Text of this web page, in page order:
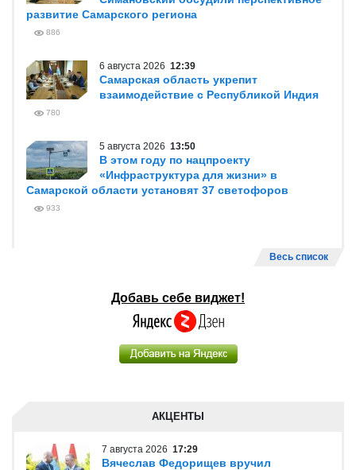
развитие Самарского региона
886
6 августа 2026 12:39
Самарская область укрепит
взаимодействие с Республикой Индия
780
5 августа 2026 13:50
В этом году по нацпроекту
«Инфраструктура для жизни» в
Самарской области установят 37 светофоров
933
Весь список
Добавь себе виджет!
АКЦЕНТЫ
7 августа 2026 17:29
Вячеслав Федорищев вручил